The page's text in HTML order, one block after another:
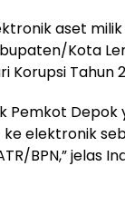
aset
Kota
Korupsi Tahun
Pemkot
elektronik
BPN,” jelas